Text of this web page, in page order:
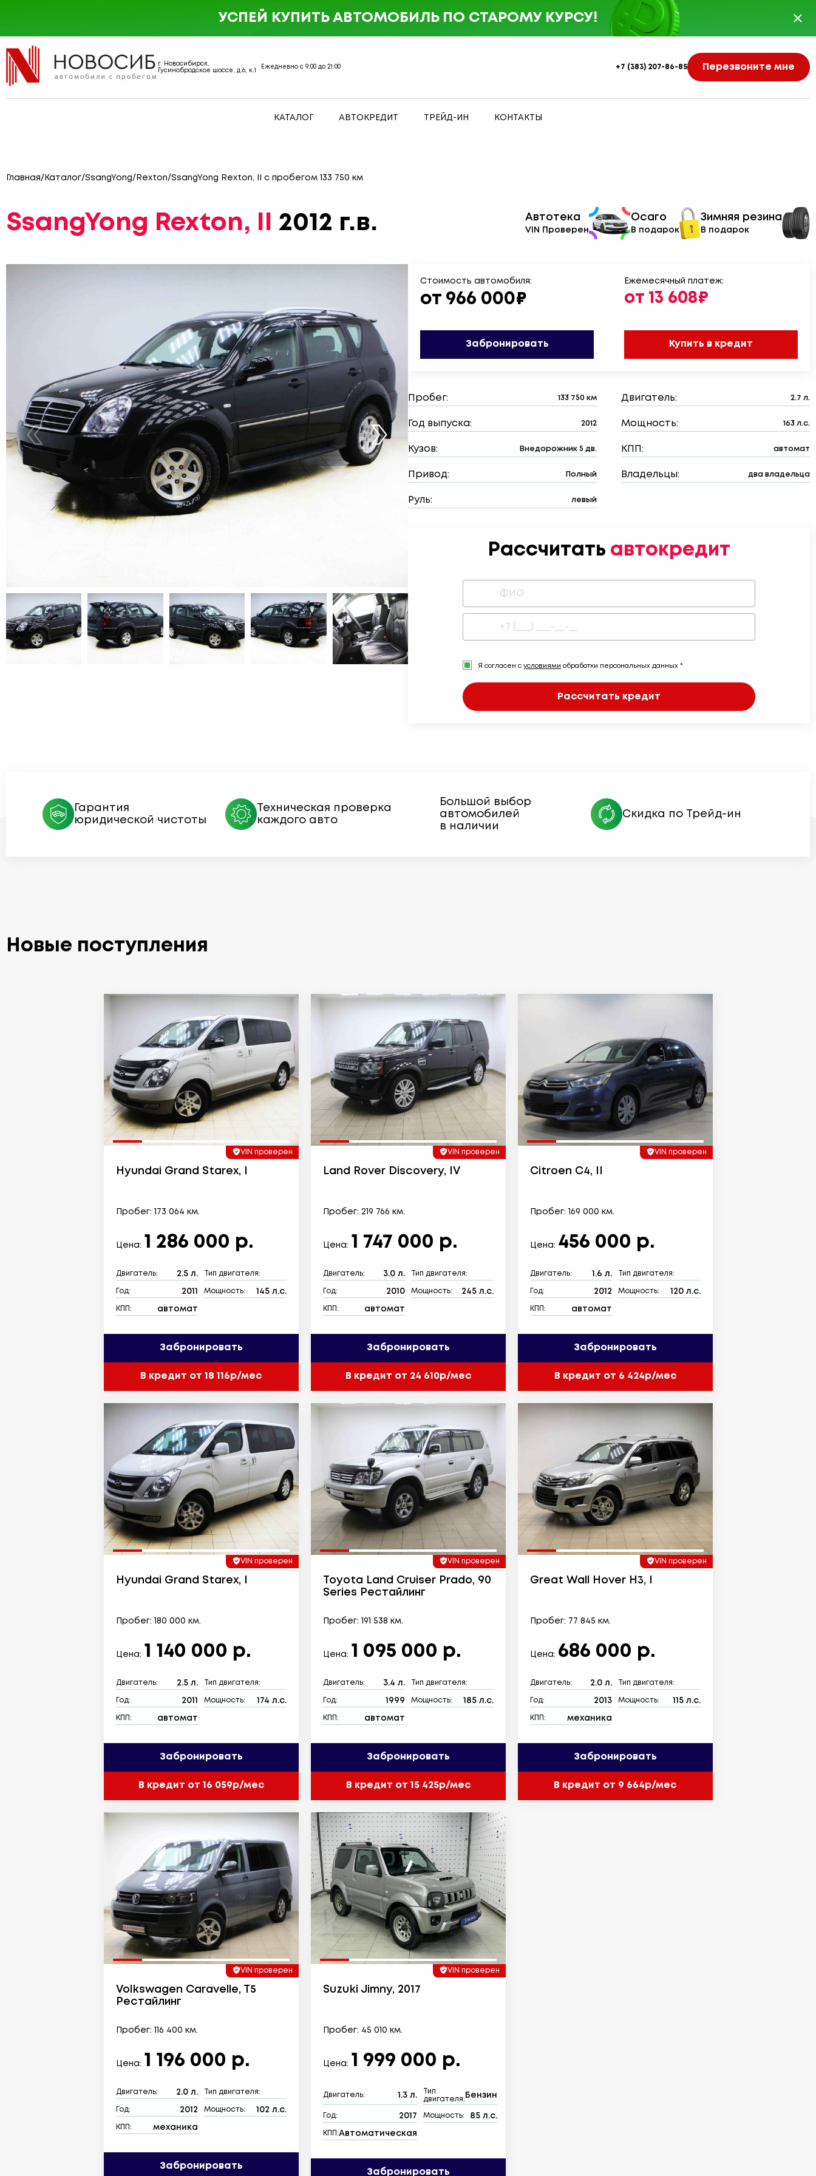
г. Новосибирск,
Гусинобродское шоссе, д.6, к.1
Ежедневно с 9:00 до 21:00 +7 (383) 207-86-85 Перезвоните мне
КАТАЛОГ АВТОКРЕДИТ ТРЕЙД-ИН КОНТАКТЫ
УСПЕЙ КУПИТЬ АВТОМОБИЛЬ ПО СТАРОМУ КУРСУ!
Главная/ Каталог/SsangYong/ Rexton/SsangYong Rexton, II с пробегом 133 750 км
SsangYong Rexton, II 2012 г.в. Автотека
VIN Проверен
Осаго
В подарок
Зимняя резина
В подарок
Стоимость автомобиля:
от 966 000₽
Забронировать
Ежемесячный платеж:
от 13 608₽
Купить в кредит
Пробег: 133 750 км Двигатель: 2.7 л.
Год выпуска: 2012 Мощность: 163 л.с.
Кузов: Внедорожник 5 дв. КПП: автомат
Привод: Полный Владельцы: два владельца
Руль: левый
Рассчитать автокредит
Я согласен с условиями обработки персональных данных *
Рассчитать кредит
Гарантия
юридической чистоты
Техническая проверка
каждого авто
Большой выбор
автомобилей
в наличии
Скидка по Трейд-ин
Новые поступления
VIN проверен
Hyundai Grand Starex, I
Пробег: 173 064 км.
Цена: 1 286 000 р.
Двигатель: 2.5 л. Тип двигателя:
Год: 2011 Мощность: 145 л.с.
КПП: автомат
Забронировать
В кредит от 18 116р/мес
VIN проверен
Land Rover Discovery, IV
Пробег: 219 766 км.
Цена: 1 747 000 р.
Двигатель: 3.0 л. Тип двигателя:
Год: 2010 Мощность: 245 л.с.
КПП: автомат
Забронировать
В кредит от 24 610р/мес
VIN проверен
Citroen C4, II
Пробег: 169 000 км.
Цена: 456 000 р.
Двигатель: 1.6 л. Тип двигателя:
Год: 2012 Мощность: 120 л.с.
КПП: автомат
Забронировать
В кредит от 6 424р/мес
VIN проверен
Hyundai Grand Starex, I
Пробег: 180 000 км.
Цена: 1 140 000 р.
Двигатель: 2.5 л. Тип двигателя:
Год: 2011 Мощность: 174 л.с.
КПП: автомат
Забронировать
В кредит от 16 059р/мес
VIN проверен
Toyota Land Cruiser Prado, 90
Series Рестайлинг
Пробег: 191 538 км.
Цена: 1 095 000 р.
Двигатель: 3.4 л. Тип двигателя:
Год: 1999 Мощность: 185 л.с.
КПП: автомат
Забронировать
В кредит от 15 425р/мес
VIN проверен
Great Wall Hover H3, I
Пробег: 77 845 км.
Цена: 686 000 р.
Двигатель: 2.0 л. Тип двигателя:
Год: 2013 Мощность: 115 л.с.
КПП: механика
Забронировать
В кредит от 9 664р/мес
VIN проверен
Volkswagen Caravelle, T5
Рестайлинг
Пробег: 116 400 км.
Цена: 1 196 000 р.
Двигатель: 2.0 л. Тип двигателя:
Год: 2012 Мощность: 102 л.с.
КПП: механика
Забронировать
VIN проверен
Suzuki Jimny, 2017
Пробег: 45 010 км.
Цена: 1 999 000 р.
Двигатель: 1.3 л.
Тип
двигателя:
Бензин
Год: 2017 Мощность: 85 л.с.
КПП:Автоматическая
Забронировать